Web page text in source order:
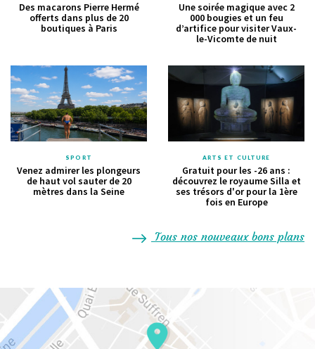
Des macarons Pierre Hermé
offerts dans plus de 20
boutiques à Paris
Une soirée magique avec 2
000 bougies et un feu
d’artifice pour visiter Vaux-
le-Vicomte de nuit
SPORT
Venez admirer les plongeurs
de haut vol sauter de 20
mètres dans la Seine
ARTS ET CULTURE
Gratuit pour les -26 ans :
découvrez le royaume Silla et
ses trésors d'or pour la 1ère
fois en Europe
Tous nos nouveaux bons plans